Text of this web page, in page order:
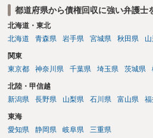
都道府県から債権回収に強い弁護士
北海道・東北
北海道
青森県 岩手県 宮城県 秋田県
関東
東京都
神奈川県 千葉県 埼玉県 茨城県
北陸・甲信越
新潟県
長野県 山梨県 石川県 富山県
東海
愛知県
静岡県 岐阜県 三重県